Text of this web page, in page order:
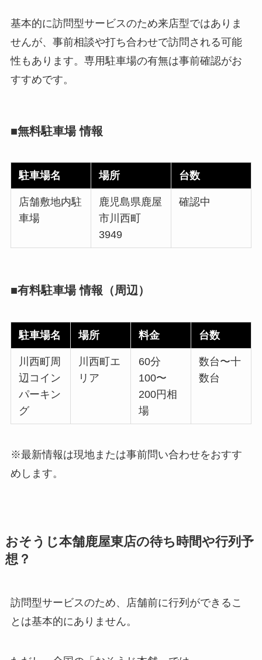
基本的に訪問型サービスのため来店型ではありま
せんが、事前相談や打ち合わせで訪問される可能
性もあります。専用駐車場の有無は事前確認がお
すすめです。
■無料駐車場 情報
駐車場名 場所 台数
店舗敷地内駐
車場
鹿児島県鹿屋
市川西町
3949
確認中
■有料駐車場 情報（周辺）
駐車場名 場所 料金 台数
川西町周
辺コイン
パーキン
グ
川西町エ
リア
60分
100〜
200円相
場
数台〜十
数台
※最新情報は現地または事前問い合わせをおすす
めします。
おそうじ本舗鹿屋東店の待ち時間や行列予
想？
訪問型サービスのため、店舗前に行列ができるこ
とは基本的にありません。